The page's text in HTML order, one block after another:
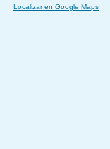
Localizar en Google Maps